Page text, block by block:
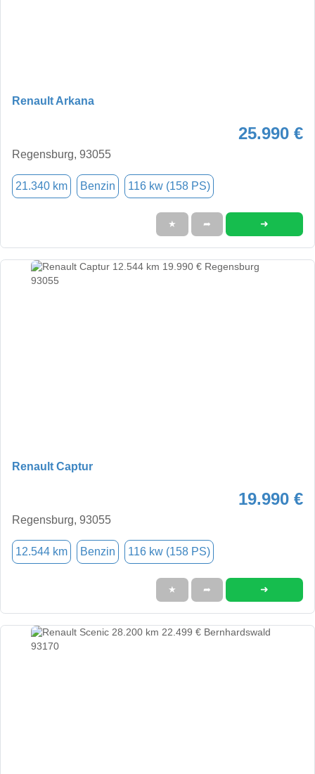
Renault Arkana
25.990 €
Regensburg, 93055
21.340 km Benzin 116 kw (158 PS)
★ ➦ ➜
Renault Captur
19.990 €
Regensburg, 93055
12.544 km Benzin 116 kw (158 PS)
★ ➦ ➜